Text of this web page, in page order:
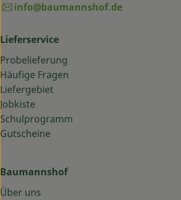
info@baumannshof.de
Lieferservice
Probelieferung
Häufige Fragen
Liefergebiet
Jobkiste
Schulprogramm
Gutscheine
Baumannshof
Über uns